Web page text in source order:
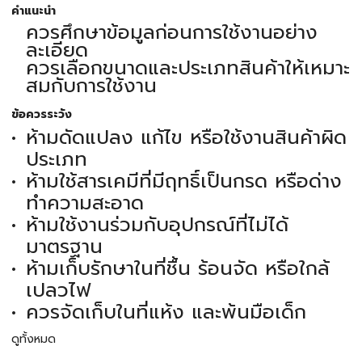
คำแนะนำ
ควรศึกษาข้อมูลก่อนการใช้งานอย่าง
ละเอียด
ควรเลือกขนาดและประเภทสินค้าให้เหมาะ
สมกับการใช้งาน
ข้อควรระวัง
ห้ามดัดแปลง แก้ไข หรือใช้งานสินค้าผิด
ประเภท
ห้ามใช้สารเคมีที่มีฤทธิ์เป็นกรด หรือด่าง
ทำความสะอาด
ห้ามใช้งานร่วมกับอุปกรณ์ที่ไม่ได้
มาตรฐาน
ห้ามเก็บรักษาในที่ชื้น ร้อนจัด หรือใกล้
เปลวไฟ
ควรจัดเก็บในที่แห้ง และพ้นมือเด็ก
ดูทั้งหมด